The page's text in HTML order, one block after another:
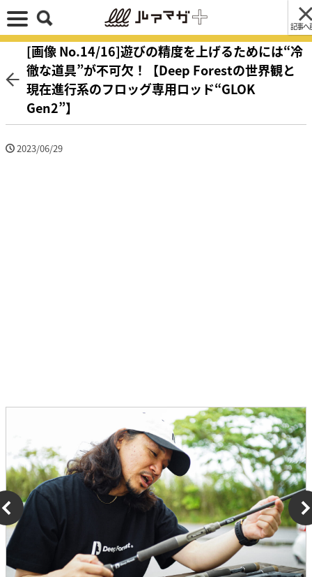
記事へ
[画像 No.14/16]遊びの精度を上げるためには“冷
徹な道具”が不可欠！【Deep Forestの世界観と
現在進行系のフロッグ専用ロッド“GLOK
Gen2”】
2023/06/29